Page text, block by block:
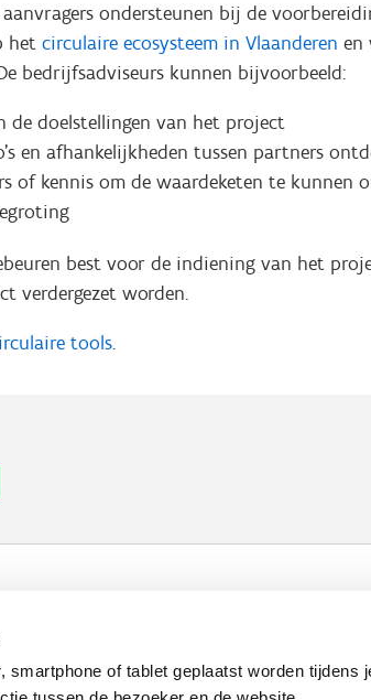
of tablet geplaatst worden tijdens
ondersteunen bij de
hetcirculaire ecosysteem in Vlaanderen en
bedrijfsadviseurs kunnen bijvoorbeeld:
de doelstellingen van het project
en afhankelijkheden tussen partners
of kennis om de waardeketen te kunnen
best voor de indiening van het
verdergezet worden.
tools.
Communicatieverplichtingen & logo's Klachten,